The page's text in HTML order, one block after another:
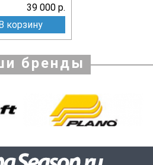
39 000 р.
корзину
бренды